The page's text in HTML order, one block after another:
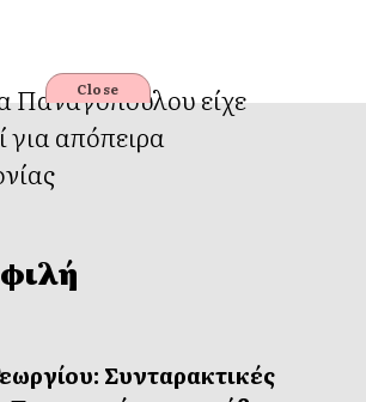
Παναγοπούλου είχε
για απόπειρα
Συνταρακτικές
Close